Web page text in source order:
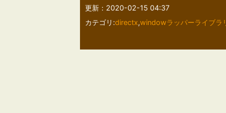
更新：2020-02-15 04:37
カテゴリ:directx,windowラッパーライブラ